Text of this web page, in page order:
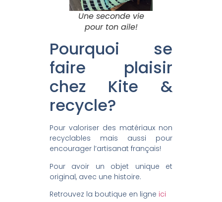
Une seconde vie
pour ton aile!
Pourquoi se
faire plaisir
chez Kite &
recycle?
Pour valoriser des matériaux non
recyclables mais aussi pour
encourager l’artisanat français!
Pour avoir un objet unique et
original, avec une histoire.
Retrouvez la boutique en ligne ici